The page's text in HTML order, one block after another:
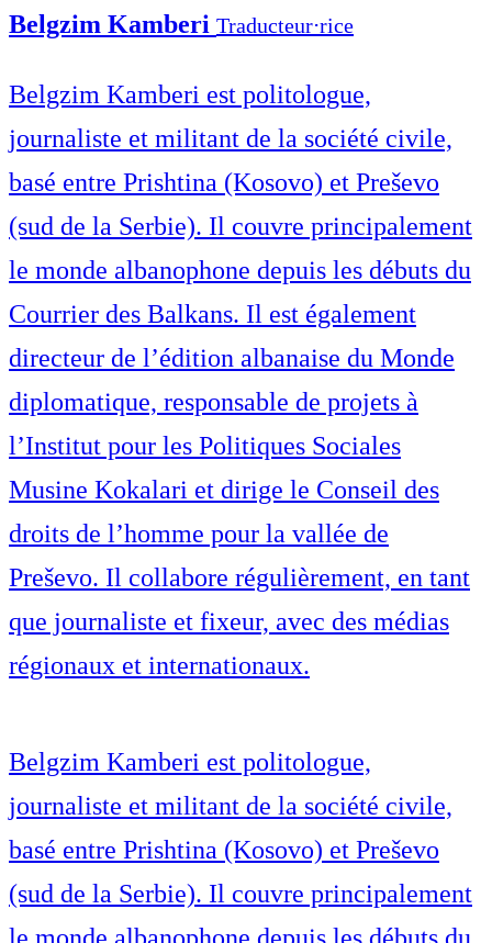
Belgzim Kamberi Traducteur⋅rice
Belgzim Kamberi est politologue,
journaliste et militant de la société civile,
basé entre Prishtina (Kosovo) et Preševo
(sud de la Serbie). Il couvre principalement
le monde albanophone depuis les débuts du
Courrier des Balkans. Il est également
directeur de l’édition albanaise du Monde
diplomatique, responsable de projets à
l’Institut pour les Politiques Sociales
Musine Kokalari et dirige le Conseil des
droits de l’homme pour la vallée de
Preševo. Il collabore régulièrement, en tant
que journaliste et fixeur, avec des médias
régionaux et internationaux.
Belgzim Kamberi est politologue,
journaliste et militant de la société civile,
basé entre Prishtina (Kosovo) et Preševo
(sud de la Serbie). Il couvre principalement